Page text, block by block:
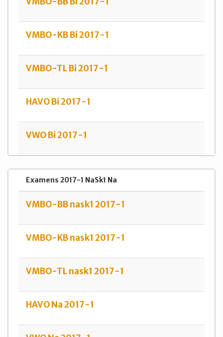
VMBO-KB Bi 2017-1
VMBO-TL Bi 2017-1
HAVO Bi 2017-1
VWO Bi 2017-1
Examens 2017-1 NaSk1 Na
VMBO-BB nask1 2017-1
VMBO-KB nask1 2017-1
VMBO-TL nask1 2017-1
HAVO Na 2017-1